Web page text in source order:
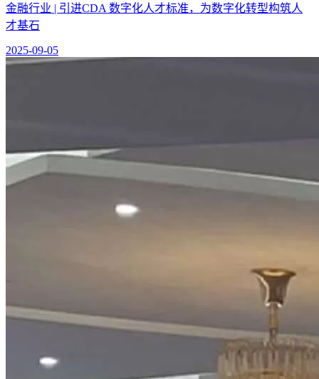
金融行业 | 引进CDA 数字化人才标准，为数字化转型构筑人
才基石
2025-09-05